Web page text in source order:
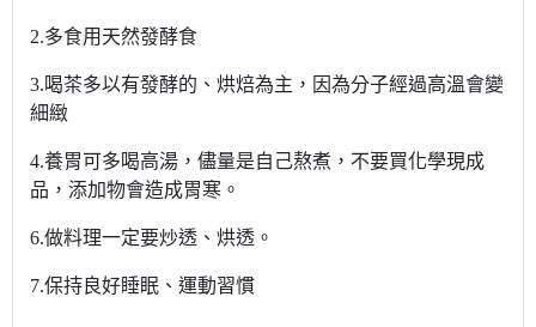
2.多食用天然發酵食
3.喝茶多以有發酵的、烘焙為主，因為分子經過高溫會變
細緻
4.養胃可多喝高湯，儘量是自己熬煮，不要買化學現成
品，添加物會造成胃寒。
6.做料理一定要炒透、烘透。
7.保持良好睡眠、運動習慣